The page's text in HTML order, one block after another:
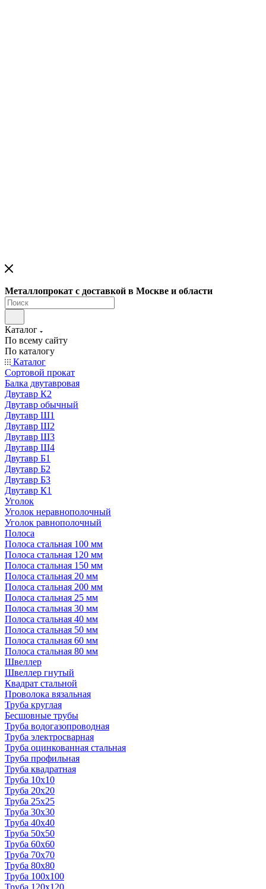
Металлопрокат с доставкой в Москве и области
Каталог
По всему сайту
По каталогу
Каталог
Сортовой прокат
Балка двутавровая
Двутавр К2
Двутавр обычный
Двутавр Ш1
Двутавр Ш2
Двутавр Ш3
Двутавр Ш4
Двутавр Б1
Двутавр Б2
Двутавр Б3
Двутавр К1
Уголок
Уголок неравнополочный
Уголок равнополочный
Полоса
Полоса стальная 100 мм
Полоса стальная 120 мм
Полоса стальная 150 мм
Полоса стальная 20 мм
Полоса стальная 200 мм
Полоса стальная 25 мм
Полоса стальная 30 мм
Полоса стальная 40 мм
Полоса стальная 50 мм
Полоса стальная 60 мм
Полоса стальная 80 мм
Швеллер
Швеллер гнутый
Квадрат стальной
Проволока вязальная
Труба круглая
Бесшовные трубы
Труба водогазопроводная
Труба электросварная
Труба оцинкованная стальная
Труба профильная
Труба квадратная
Труба 10x10
Труба 20x20
Труба 25x25
Труба 30x30
Труба 40x40
Труба 50x50
Труба 60x60
Труба 70x70
Труба 80x80
Труба 100x100
Труба 120x120